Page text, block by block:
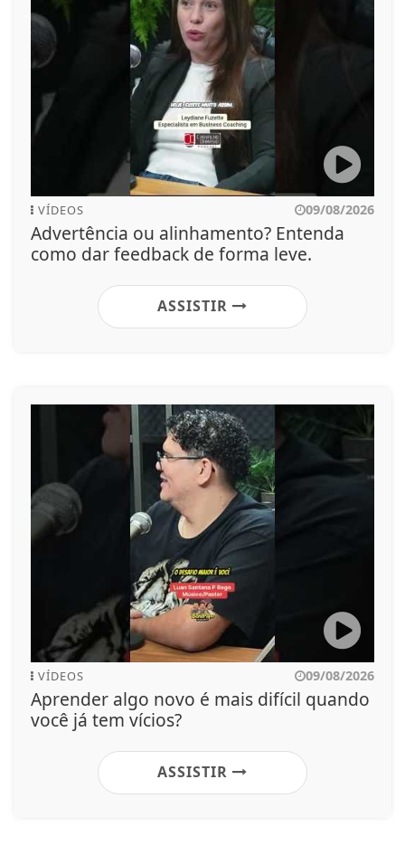
VÍDEOS 09/08/2026
Advertência ou alinhamento? Entenda
como dar feedback de forma leve.
ASSISTIR
VÍDEOS 09/08/2026
Aprender algo novo é mais difícil quando
você já tem vícios?
ASSISTIR